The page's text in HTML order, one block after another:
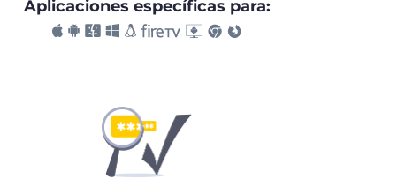
Aplicaciones específicas para: